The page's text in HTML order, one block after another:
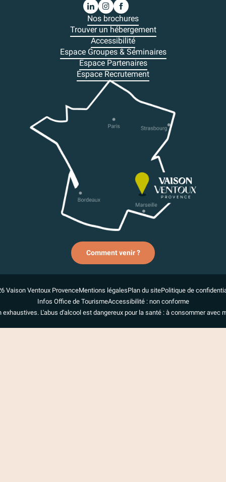
Nos brochures
Trouver un hébergement
Accessibilité
Espace Groupes & Séminaires
Espace Partenaires
Espace Recrutement
Comment venir ?
Vaison Ventoux ProvenceMentions légalesPlan du sitePolitique de
Infos Office de TourismeAccessibilité : non conforme
exhaustives. L'abus d'alcool est dangereux pour la santé : à consommer avec